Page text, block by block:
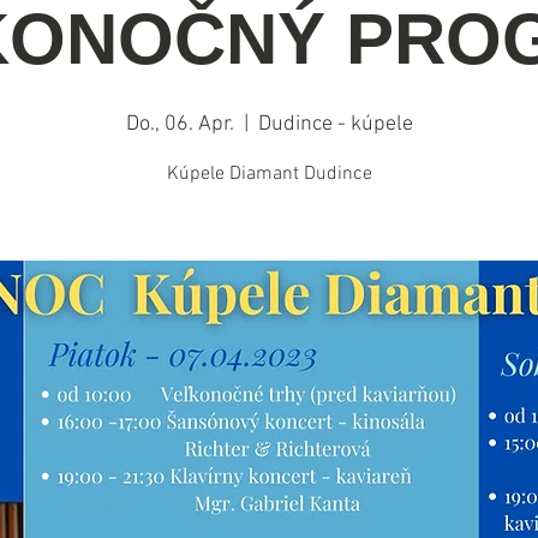
Do., 06. Apr. Dudince - kúpele
Kúpele Diamant Dudince